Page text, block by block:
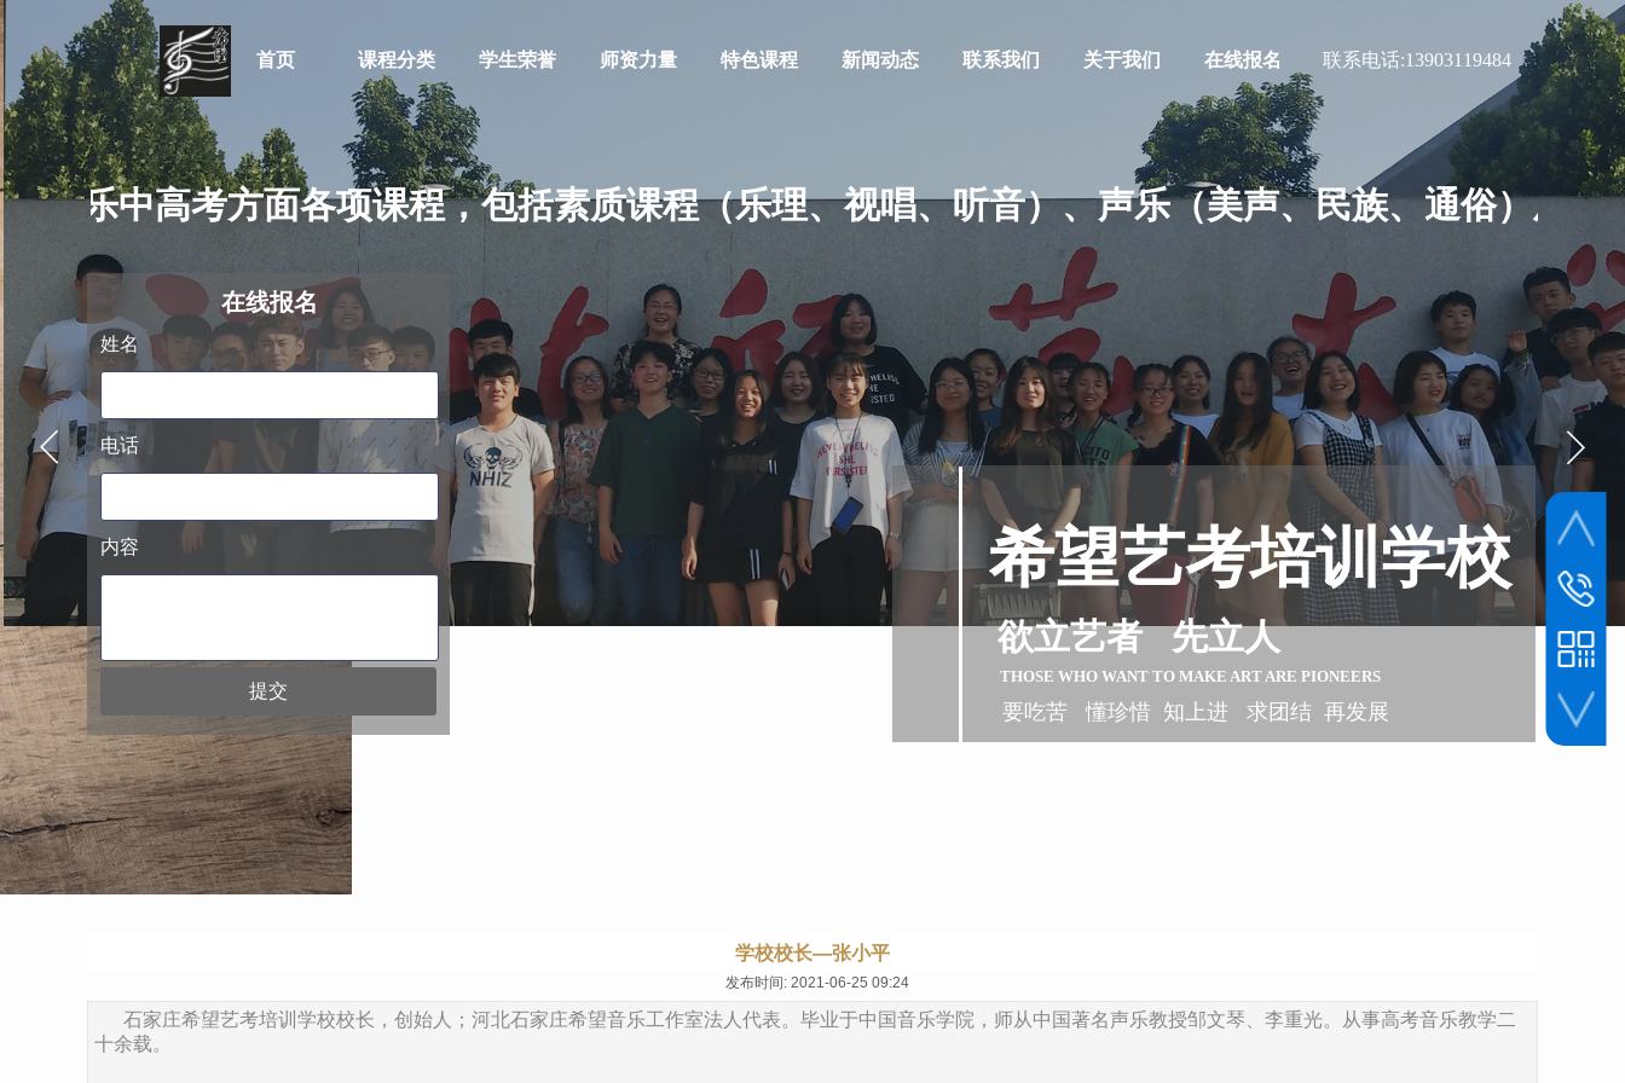
联系电话:13903119484
首页 课程分类 学生荣誉 师资力量 特色课程 新闻动态 联系我们 关于我们 在线报名
音乐中高考方面各项课程，包括素质课程（乐理、视唱、听音）、声乐（美声、民族、通俗）及各
在线报名
姓名
电话
内容
提交
阿萨德
希望艺考培训学校
欲立艺者 先立人
THOSE WHO WANT TO MAKE ART ARE PIONEERS
要吃苦 懂珍惜 知上进 求团结 再发展
学校校长—张小平
发布时间: 2021-06-25 09:24
石家庄希望艺考培训学校校长，创始人；河北石家庄希望音乐工作室法人代表。毕业于中国音乐学院，师从中国著名声乐教授邹文琴、李重光。从事高考音乐教学二
十余载。
联系电话